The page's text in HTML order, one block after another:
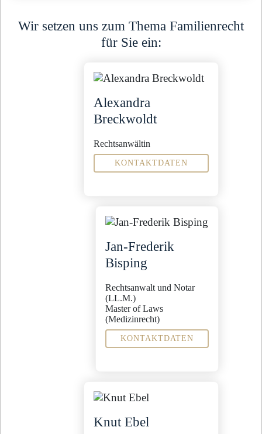
Wir setzen uns zum Thema Familienrecht
für Sie ein:
Alexandra
Breckwoldt
Rechtsanwältin
KONTAKTDATEN
Wohnungseigentumsrecht
Arbeitsrecht
Sekretariat
Shanna-Catharina Magaß
04321 - 9965 -26
Jan-Frederik
Bisping
Rechtsanwalt und Notar
(LL.M.)
Master of Laws
(Medizinrecht)
KONTAKTDATEN
Weiterer
Versicherungsrecht
Knut Ebel